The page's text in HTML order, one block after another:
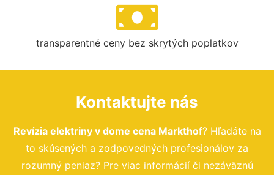
transparentné ceny bez skrytých poplatkov
Kontaktujte nás
Revízia elektriny v dome cena Markthof? Hľadáte na
to skúsených a zodpovedných profesionálov za
rozumný peniaz? Pre viac informácií či nezáväznú